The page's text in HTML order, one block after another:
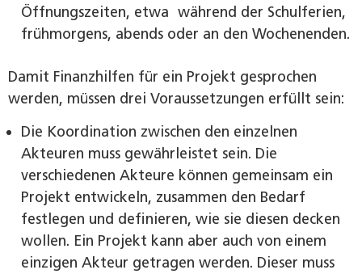
Öffnungszeiten, etwa während der Schulferien,
frühmorgens, abends oder an den ­Wochenenden.
Damit Finanzhilfen für ein Projekt gesprochen
werden, müssen drei Voraussetzungen erfüllt sein:
Die Koordination zwischen den einzelnen
Akteuren muss gewährleistet sein. Die
verschiedenen Akteure können gemeinsam ein
Projekt entwickeln, zusammen den Bedarf
festlegen und definieren, wie sie diesen decken
wollen. Ein Projekt kann aber auch von einem
einzigen Akteur getragen werden. Dieser muss